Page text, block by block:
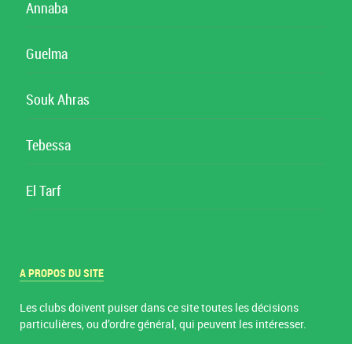
Annaba
Guelma
Souk Ahras
Tebessa
El Tarf
A PROPOS DU SITE
Les clubs doivent puiser dans ce site toutes les décisions
particulières, ou d’ordre général, qui peuvent les intéresser.